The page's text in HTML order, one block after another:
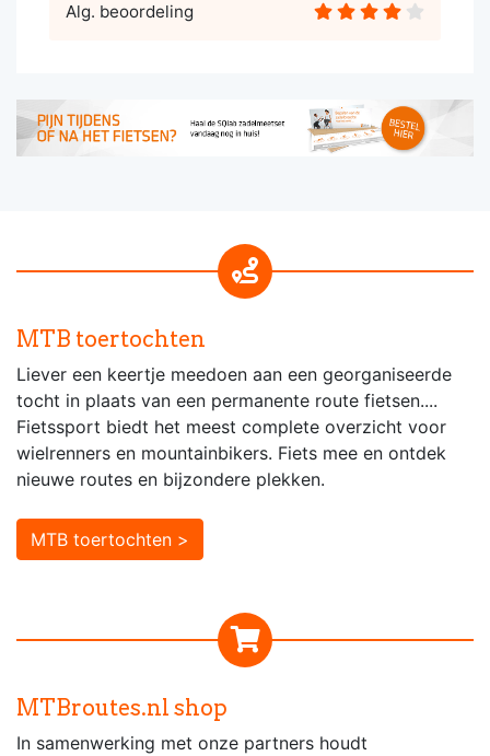
Alg. beoordeling
MTB toertochten
Liever een keertje meedoen aan een georganiseerde
tocht in plaats van een permanente route fietsen....
Fietssport biedt het meest complete overzicht voor
wielrenners en mountainbikers. Fiets mee en ontdek
nieuwe routes en bijzondere plekken.
MTB toertochten >
MTBroutes.nl shop
In samenwerking met onze partners houdt